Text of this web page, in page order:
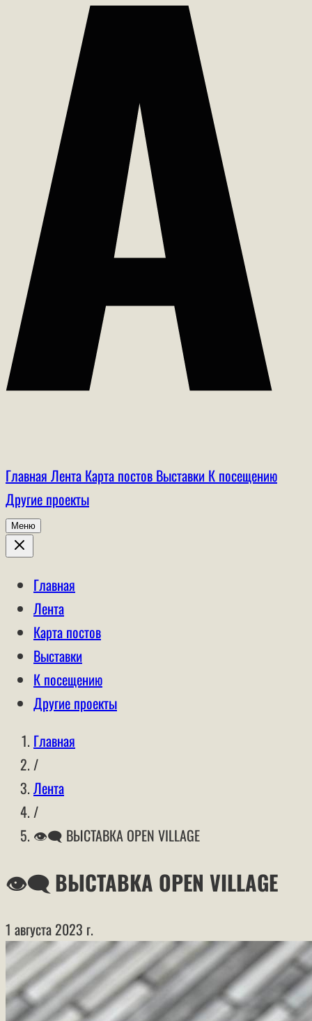
Главная Лента Карта постов Выставки К посещению
Другие проекты
Меню
Главная
Лента
Карта постов
Выставки
К посещению
Другие проекты
Главная
/
Лента
/
👁‍🗨 ВЫСТАВКА OPEN VILLAGE
👁‍🗨 ВЫСТАВКА OPEN VILLAGE
1 августа 2023 г.